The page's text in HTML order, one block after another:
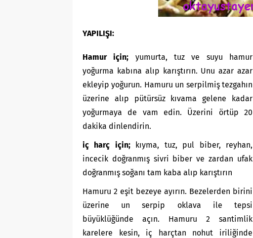
YAPILIŞI:
Hamur için; yumurta, tuz ve suyu hamur
yoğurma kabına alıp karıştırın. Unu azar azar
ekleyip yoğurun. Hamuru un serpilmiş tezgahın
üzerine alıp pütürsüz kıvama gelene kadar
yoğurmaya de vam edin. Üzerini örtüp 20
dakika dinlendirin.
iç harç için;kıyma, tuz, pul biber, reyhan,
incecik doğranmış sivri biber ve zardan ufak
doğranmış soğanı tam kaba alıp karıştırın
Hamuru 2 eşit bezeye ayırın. Bezelerden birini
üzerine un serpip oklava ile tepsi
büyüklüğünde açın. Hamuru 2 santimlik
karelere kesin, iç harçtan nohut iriliğinde